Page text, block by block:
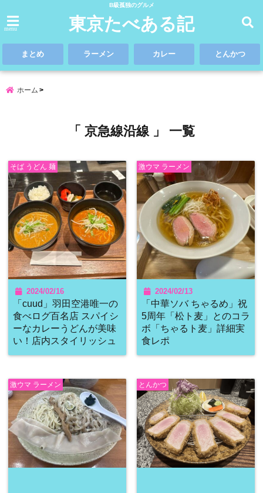
B級孤独のグルメ
menu 東京たべある記
まとめ ラーメン カレー とんかつ
ホーム
「 京急線沿線 」 一覧
そば うどん 麺
2024/02/16
「cuud」羽田空港唯一の
食べログ百名店 スパイシ
ーなカレーうどんが美味
い！店内スタイリッシュ
激ウマ ラーメン
2024/02/13
「中華ソバ ちゃるめ」祝
5周年「松ト麦」とのコラ
ボ「ちゃるト麦」詳細実
食レポ
激ウマ ラーメン とんかつ